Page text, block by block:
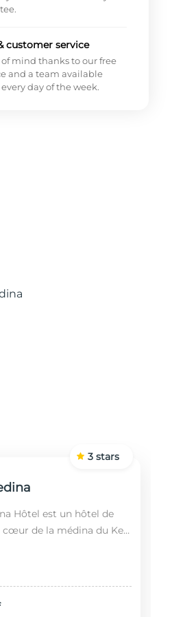
customer service
mind thanks to our free
and a team available
day of the week.
Hôtel est un hôtel de
cœur de la médina du Kef,
3 stars